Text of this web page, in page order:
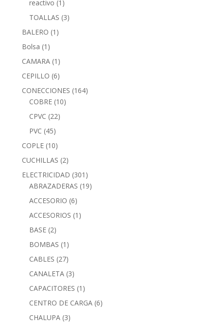
reactivo (1)
TOALLAS (3)
BALERO (1)
Bolsa (1)
CAMARA (1)
CEPILLO (6)
CONECCIONES (164)
COBRE (10)
CPVC (22)
PVC (45)
COPLE (10)
CUCHILLAS (2)
ELECTRICIDAD (301)
ABRAZADERAS (19)
ACCESORIO (6)
ACCESORIOS (1)
BASE (2)
BOMBAS (1)
CABLES (27)
CANALETA (3)
CAPACITORES (1)
CENTRO DE CARGA (6)
CHALUPA (3)